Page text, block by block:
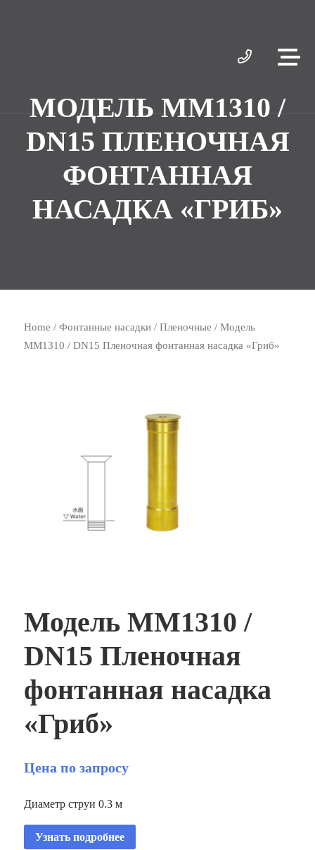
МОДЕЛЬ MM1310 /
DN15 ПЛЕНОЧНАЯ
ФОНТАННАЯ
НАСАДКА «ГРИБ»
Home /Фонтанные насадки /Пленочные / Модель
MM1310 / DN15 Пленочная фонтанная насадка «Гриб»
Модель MM1310 /
DN15 Пленочная
фонтанная насадка
«Гриб»
Цена по запросу
Диаметр струи 0.3 м
Узнать подробнее